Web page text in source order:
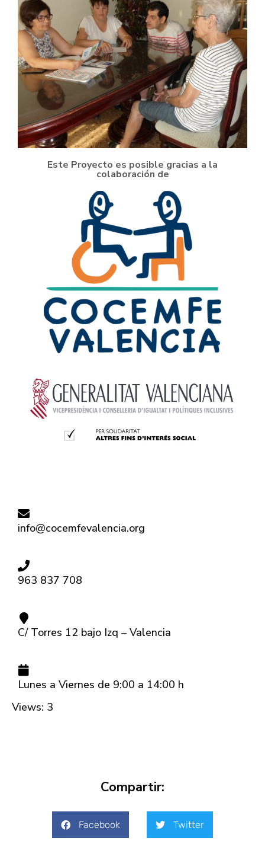
Este Proyecto es posible gracias a la
colaboración de
info@cocemfevalencia.org
963 837 708
C/ Torres 12 bajo Izq – Valencia
Lunes a Viernes de 9:00 a 14:00 h
Views: 3
Compartir:
Facebook Twitter